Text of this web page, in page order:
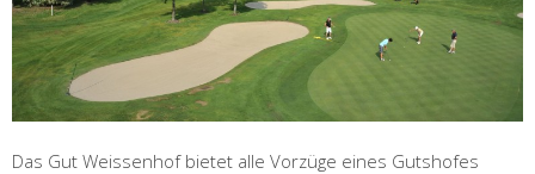
Das Gut Weissenhof bietet alle Vorzüge eines Gutshofes